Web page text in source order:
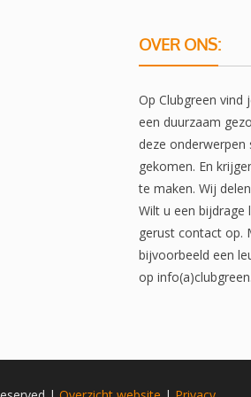
OVER ONS:
Op Clubgreen vind
een duurzaam
deze onderwerpen
gekomen. En
te maken. Wij
Wilt u een bijdrage
gerust contact op.
bijvoorbeeld een
op